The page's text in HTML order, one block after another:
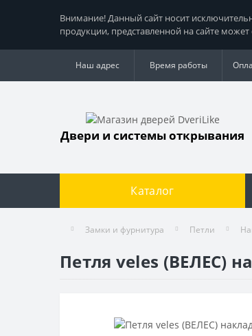
Внимание! Данный сайт носит
продукции, представленной на сайте
Наш адрес Время работы
Двери и системы открывания
Каталог
Замки и фурнитура Петли
Петля veles (ВЕЛЕС)